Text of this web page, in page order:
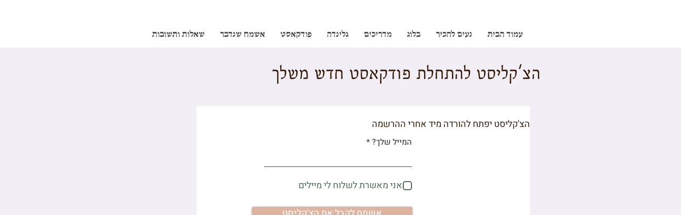
עמוד הבית נעים להכיר בלוג מדריכים גלינדה פודקאסט אשמח שנדבר שאלות ותשובות
הצ'קליסט להתחלת פודקאסט חדש משלך
הצ'קליסט יפתח להורדה מיד אחרי ההרשמה
המייל שלך?
אני מאשרת לשלוח לי מיילים